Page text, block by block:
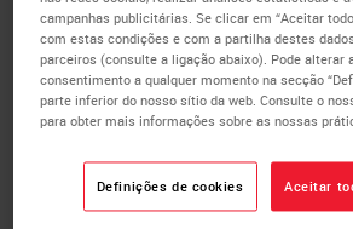
Steven Westra
Imunohistoquímica:
passos a dar para uma
coloração IHC
campanhas publicitárias. Se clicar em “Aceitar
com estas condições e com a partilha destes
parceiros (consulte a ligação abaixo). Pode alterar
consentimento a qualquer momento na secção
parte inferior do nosso sítio da web. Consulte o
para obter mais informações sobre as nossas
Definições de cookies Aceitar